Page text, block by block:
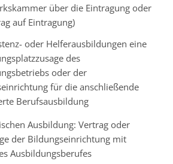
über die Eintragung oder
auf Eintragung)
oder Helferausbildungen eine
des
oder der
für die anschließende
Berufsausbildung
Ausbildung: Vertrag oder
der Bildungseinrichtung mit
Ausbildungsberufes